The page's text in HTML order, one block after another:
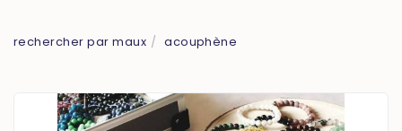
rechercher par maux acouphène